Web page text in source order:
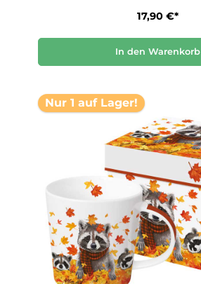
17,90 €*
In den Warenkorb
Nur 1 auf Lager!